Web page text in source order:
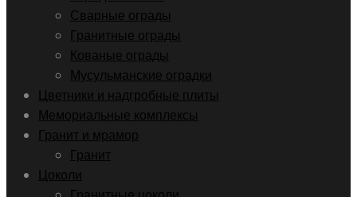
Сварные ограды
Гранитные ограды
Кованые ограды
Мусульманские оградки
Цветники и надгробные плиты
Мемориальные комплексы
Гранит и мрамор
Гранит
Цоколи